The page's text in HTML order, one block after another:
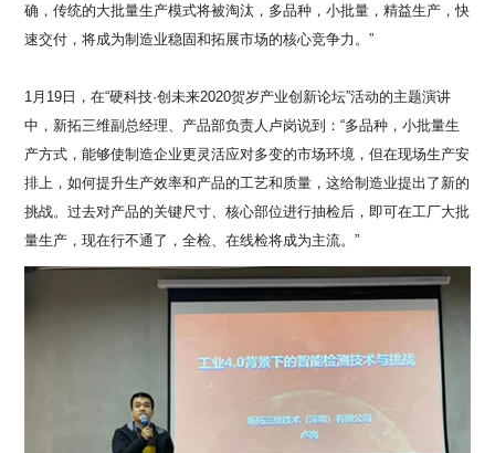
确，传统的大批量生产模式将被淘汰，多品种，小批量，精益生产，快
速交付，将成为制造业稳固和拓展市场的核心竞争力。”
1 月 19日，在“硬科技·创未来2020贺岁产业创新论坛”活动的主题演讲
中，新拓三维副总经理、产品部负责人卢岗说到：“多品种，小批量生
产方式，能够使制造企业更灵活应对多变的市场环境，但在现场生产安
排上，如何提升生产效率和产品的工艺和质量，这给制造业提出了新的
挑战。过去对产品的关键尺寸、核心部位进行抽检后，即可在工厂大批
量生产，现在行不通了，全检、在线检将成为主流。”